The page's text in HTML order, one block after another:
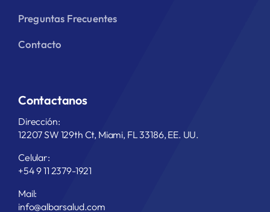
Preguntas Frecuentes
Contacto
Contactanos
Dirección:
12207 SW 129th Ct, Miami, FL 33186, EE. UU.
Celular:
+54 9 11 2379-1921
Mail:
info@albarsalud.com